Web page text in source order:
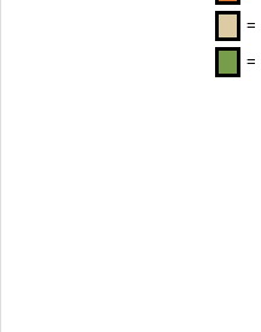
=
=